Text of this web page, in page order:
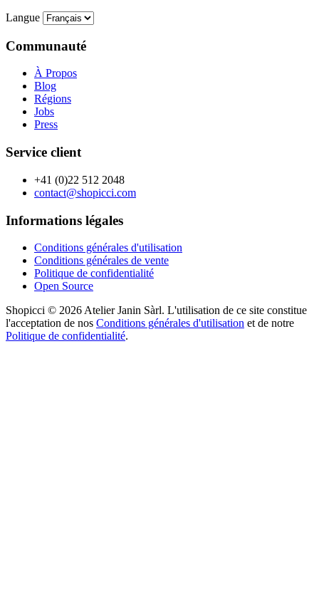
Langue
Communauté
À Propos
Blog
Régions
Jobs
Press
Service client
+41 (0)22 512 2048
contact@shopicci.com
Informations légales
Conditions générales d'utilisation
Conditions générales de vente
Politique de confidentialité
Open Source
Shopicci © 2026 Atelier Janin Sàrl. L'utilisation de ce site constitue
l'acceptation de nos Conditions générales d'utilisation et de notre
Politique de confidentialité.